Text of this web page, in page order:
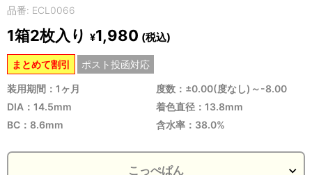
品番: ECL0066
1箱2枚入り ¥1,980 (税込)
まとめて割引 ポスト投函対応
装用期間：1ヶ月
度数：±0.00(度なし)～-8.00
DIA：14.5mm
着色直径：13.8mm
BC：8.6mm
含水率：38.0%